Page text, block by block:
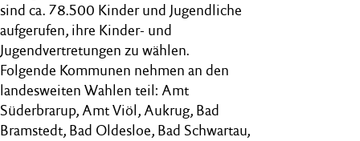
sind ca. 78.500 Kinder und Jugendliche
aufgerufen, ihre Kinder- und
Jugendvertretungen zu wählen.
Folgende Kommunen nehmen an den
landesweiten Wahlen teil: Amt
Süderbrarup, Amt Viöl, Aukrug, Bad
Bramstedt, Bad Oldesloe, Bad Schwartau,